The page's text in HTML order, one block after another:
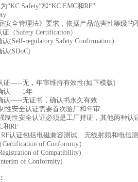
“KC Safety”和“KC EMC和RF”
安全管理法》要求，依据产品危害性等级的
（Safety Certification）
(Self-regulatory Safety Confirmation)
认(SDoC)
证-----无，年审维持有效性(如下模版)
认-----5年
认-----无证书，确认书永久有效
性安全认证需要首次验厂和年审
制性安全认证必须是工厂持证，其他两种认
和RF
认证包括电磁兼容测试、无线射频和电信
of Conformity）
of Compatibility)
of Conformity)